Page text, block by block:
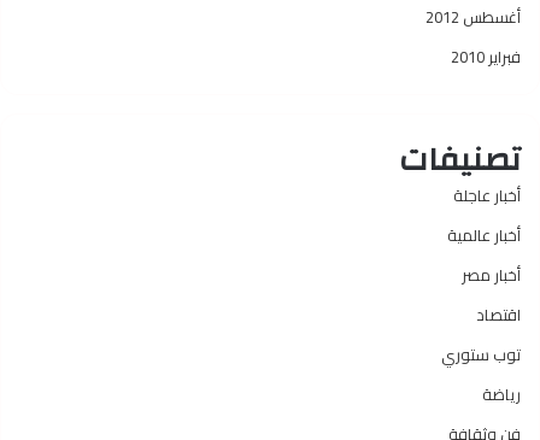
أغسطس 2012
فبراير 2010
تصنيفات
أخبار عاجلة
أخبار عالمية
أخبار مصر
اقتصاد
توب ستوري
رياضة
فن وثقافة